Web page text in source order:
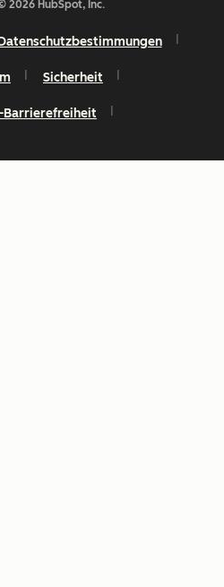
2026 HubSpot, Inc.
Sicherheit
Barrierefreiheit